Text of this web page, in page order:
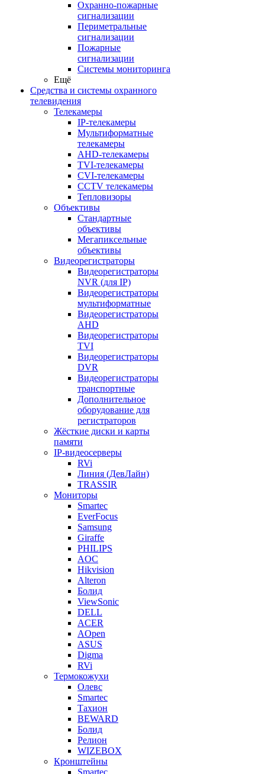
Охранно-пожарные
сигнализации
Периметральные
сигнализации
Пожарные
сигнализации
Системы мониторинга
Ещё
Средства и системы охранного
телевидения
Телекамеры
IP-телекамеры
Мультиформатные
телекамеры
AHD-телекамеры
TVI-телекамеры
CVI-телекамеры
CCTV телекамеры
Тепловизоры
Объективы
Стандартные
объективы
Мегапиксельные
объективы
Видеорегистраторы
Видеорегистраторы
NVR (для IP)
Видеорегистраторы
мультиформатные
Видеорегистраторы
AHD
Видеорегистраторы
TVI
Видеорегистраторы
DVR
Видеорегистраторы
транспортные
Дополнительное
оборудование для
регистраторов
Жёсткие диски и карты
памяти
IP-видеосерверы
RVi
Линия (ДевЛайн)
TRASSIR
Мониторы
Smartec
EverFocus
Samsung
Giraffe
PHILIPS
AOC
Hikvision
Alteron
Болид
ViewSonic
DELL
ACER
AOpen
ASUS
Digma
RVi
Термокожухи
Олевс
Smartec
Тахион
BEWARD
Болид
Релион
WIZEBOX
Кронштейны
Smartec